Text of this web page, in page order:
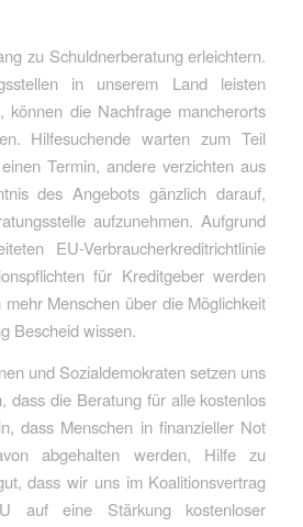
zu Schuldnerberatung erleichtern.
in unserem Land leisten
können die Nachfrage mancherorts
Hilfesuchende warten zum Teil
Termin, andere verzichten aus
des Angebots gänzlich darauf,
aufzunehmen. Aufgrund
EU-Verbraucherkreditrichtlinie
für Kreditgeber werden
mehr Menschen über die Möglichkeit
Bescheid wissen.
und Sozialdemokraten setzen uns
dass die Beratung für alle kostenlos
dass Menschen in finanzieller Not
abgehalten werden, Hilfe zu
dass wir uns im Koalitionsvertrag
auf eine Stärkung kostenloser